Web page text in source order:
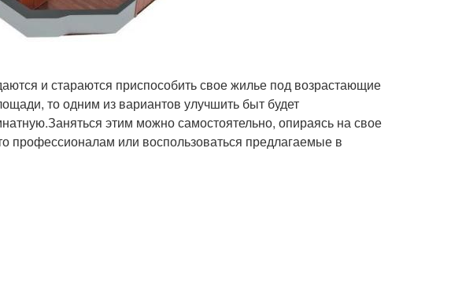
и стараются приспособить свое жилье под возрастающие
то одним из вариантов улучшить быт будет
этим можно самостоятельно, опираясь на свое
профессионалам или воспользоваться предлагаемые в